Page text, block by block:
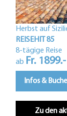
Herbst auf
REISEHIT 85
8-tägige Reise
ab Fr. 1899.-
Infos &
Zu den